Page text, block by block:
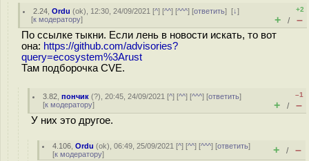
2.24 ,Ordu (ok), 12:30, 24/09/2021 [^] [^^] [^^^] [ответить][↓]
[к модератору]
+2
+ / –
По ссылке тыкни. Если лень в новости искать, то вот
она: https://github.com/advisories?
query=ecosystem%3Arust
Там подборочка CVE.
3.82 ,пончик (?), 20:45, 24/09/2021 [^] [^^] [^^^] [ответить]
[к модератору]
–1
+ / –
У них это другое.
4.106 ,Ordu (ok), 06:49, 25/09/2021 [^] [^^] [^^^] [ответить]
[к модератору] + / –